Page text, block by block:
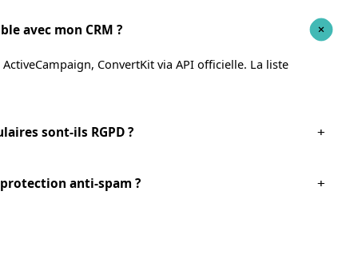
avec mon CRM ? +
ConvertKit via API officielle. La liste
sont-ils RGPD ? +
anti-spam ? +